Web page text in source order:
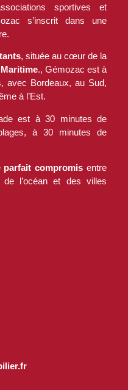
sportives et
s’inscrit dans une
, située au cœur de la
., Gémozac est à
avec Bordeaux, au Sud,
à l’Est.
est à 30 minutes de
à 30 minutes de
parfait compromis entre
l’océan et des villes